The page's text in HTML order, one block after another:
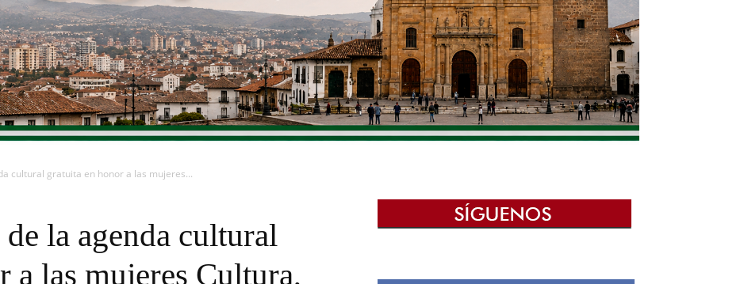
cultural gratuita en honor a las mujeres...
la agenda cultural
a las mujeres Cultura,